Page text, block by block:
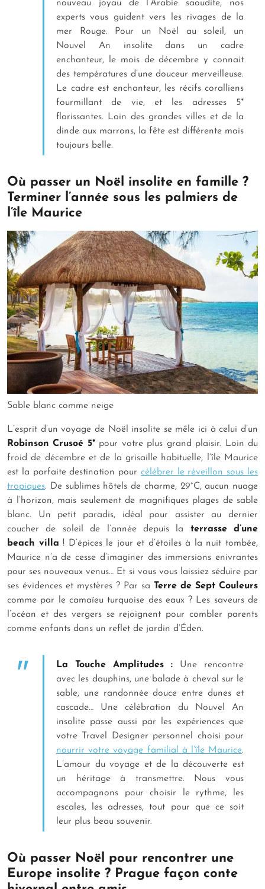
nouveau joyau de l’Arabie saoudite, nos
experts vous guident vers les rivages de la
mer Rouge. Pour un Noël au soleil, un
Nouvel An insolite dans un cadre
enchanteur, le mois de décembre y connait
des températures d’une douceur merveilleuse.
Le cadre est enchanteur, les récifs coralliens
fourmillant de vie, et les adresses 5*
florissantes. Loin des grandes villes et de la
dinde aux marrons, la fête est différente mais
toujours belle.
Où passer un Noël insolite en famille ?
Terminer l’année sous les palmiers de
l’île Maurice
Sable blanc comme neige
L’esprit d’un voyage de Noël insolite se mêle ici à celui d’un
Robinson Crusoé 5* pour votre plus grand plaisir. Loin du
froid de décembre et de la grisaille habituelle, l’île Maurice
est la parfaite destination pour célébrer le réveillon sous les
tropiques. De sublimes hôtels de charme, 29°C, aucun nuage
à l’horizon, mais seulement de magnifiques plages de sable
blanc. Un petit paradis, idéal pour assister au dernier
coucher de soleil de l’année depuis la terrasse d’une
beach villa ! D’épices le jour et d’étoiles à la nuit tombée,
Maurice n’a de cesse d’imaginer des immersions enivrantes
pour ses nouveaux venus… Et si vous vous laissiez séduire par
ses évidences et mystères ? Par sa Terre de Sept Couleurs
comme par le camaïeu turquoise des eaux ? Les saveurs de
l’océan et des vergers se rejoignent pour combler parents
comme enfants dans un reflet de jardin d’Éden.
La Touche Amplitudes : Une rencontre
avec les dauphins, une balade à cheval sur le
sable, une randonnée douce entre dunes et
cascade… Une célébration du Nouvel An
insolite passe aussi par les expériences que
votre Travel Designer personnel choisi pour
nourrir votre voyage familial à l’île Maurice.
L’amour du voyage et de la découverte est
un héritage à transmettre. Nous vous
accompagnons pour choisir le rythme, les
escales, les adresses, tout pour que ce soit
leur plus beau souvenir.
Où passer Noël pour rencontrer une
Europe insolite ? Prague façon conte